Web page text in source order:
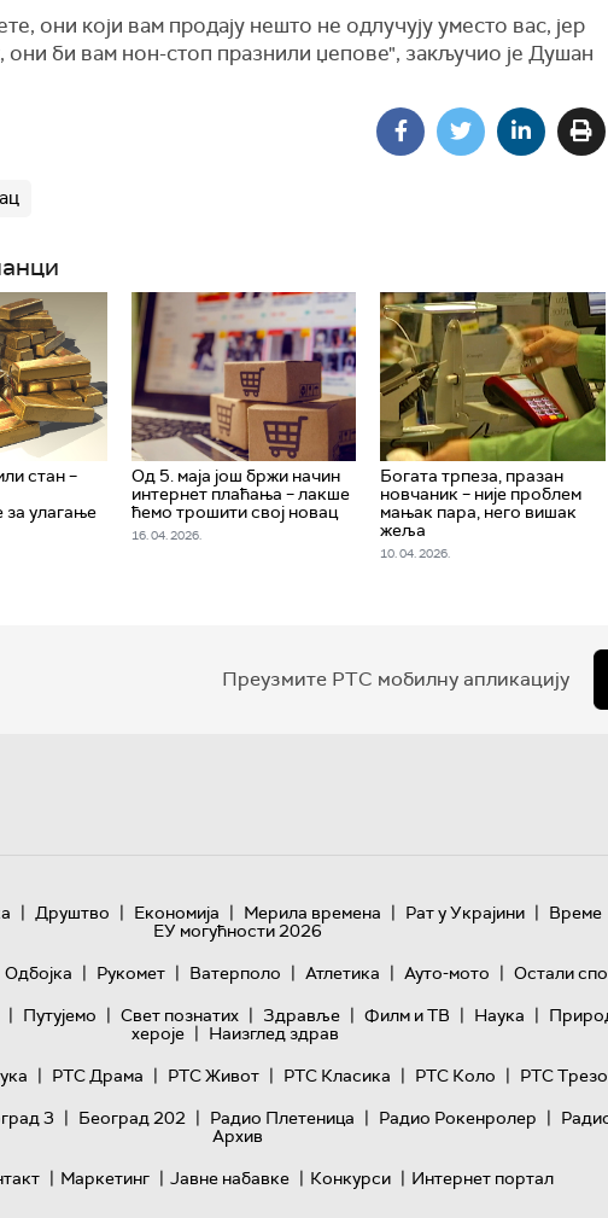
они који вам продају нешто не одлучују уместо вас, јер
они би вам нон-стоп празнили џепове", закључио је Душан
стан –
за улагање
Од 5. маја још бржи начин
интернет плаћања – лакше
ћемо трошити свој новац
16. 04. 2026.
Богата трпеза, празан
новчаник – није проблем
мањак пара, него вишак
жеља
10. 04. 2026.
Преузмите РТС мобилну апликацију
| Друштво | Економија | Мерила времена | Рат у Украјини | Време
ЕУ могућности 2026
Одбојка | Рукомет | Ватерполо | Атлетика | Ауто-мото | Остали
| Путујемо | Свет познатих | Здравље | Филм и ТВ | Наука |
хероје | Наизглед здрав
| РТС Драма | РТС Живот | РТС Класика | РТС Коло | РТС
3 | Београд 202 | Радио Плетеница | Радио Рокенролер |
Архив
| Маркетинг | Јавне набавке | Конкурси | Интернет портал